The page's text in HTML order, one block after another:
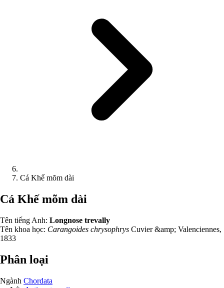
Cá Khế mõm dài
Cá Khế mõm dài
Tên tiếng Anh: Longnose trevally
Tên khoa học: Carangoides chrysophrys Cuvier &amp; Valenciennes,
1833
Phân loại
Ngành Chordata